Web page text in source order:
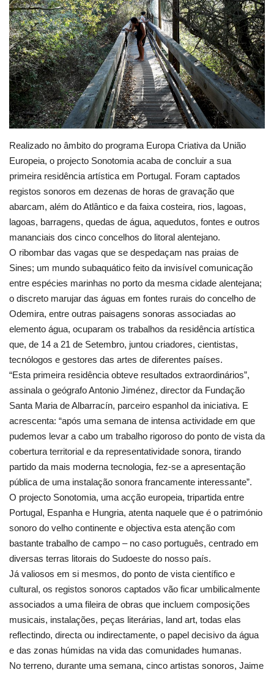
Estatuto Editorial
Saúde
Ficha técnica
Cultura
Lazer
Ambiente
Realizado no âmbito do programa Europa Criativa da União
Europeia, o projecto Sonotomia acaba de concluir a sua
primeira residência artística em Portugal. Foram captados
registos sonoros em dezenas de horas de gravação que
abarcam, além do Atlântico e da faixa costeira, rios, lagoas,
lagoas, barragens, quedas de água, aquedutos, fontes e outros
mananciais dos cinco concelhos do litoral alentejano.
O ribombar das vagas que se despedaçam nas praias de
Sines; um mundo subaquático feito da invisível comunicação
entre espécies marinhas no porto da mesma cidade alentejana;
o discreto marujar das águas em fontes rurais do concelho de
Odemira, entre outras paisagens sonoras associadas ao
elemento água, ocuparam os trabalhos da residência artística
que, de 14 a 21 de Setembro, juntou criadores, cientistas,
tecnólogos e gestores das artes de diferentes países.
“Esta primeira residência obteve resultados extraordinários”,
assinala o geógrafo Antonio Jiménez, director da Fundação
Santa Maria de Albarracín, parceiro espanhol da iniciativa. E
acrescenta: “após uma semana de intensa actividade em que
pudemos levar a cabo um trabalho rigoroso do ponto de vista da
cobertura territorial e da representatividade sonora, tirando
partido da mais moderna tecnologia, fez-se a apresentação
pública de uma instalação sonora francamente interessante”.
O projecto Sonotomia, uma acção europeia, tripartida entre
Portugal, Espanha e Hungria, atenta naquele que é o património
sonoro do velho continente e objectiva esta atenção com
bastante trabalho de campo – no caso português, centrado em
diversas terras litorais do Sudoeste do nosso país.
Já valiosos em si mesmos, do ponto de vista científico e
cultural, os registos sonoros captados vão ficar umbilicalmente
associados a uma fileira de obras que incluem composições
musicais, instalações, peças literárias, land art, todas elas
reflectindo, directa ou indirectamente, o papel decisivo da água
e das zonas húmidas na vida das comunidades humanas.
No terreno, durante uma semana, cinco artistas sonoros, Jaime